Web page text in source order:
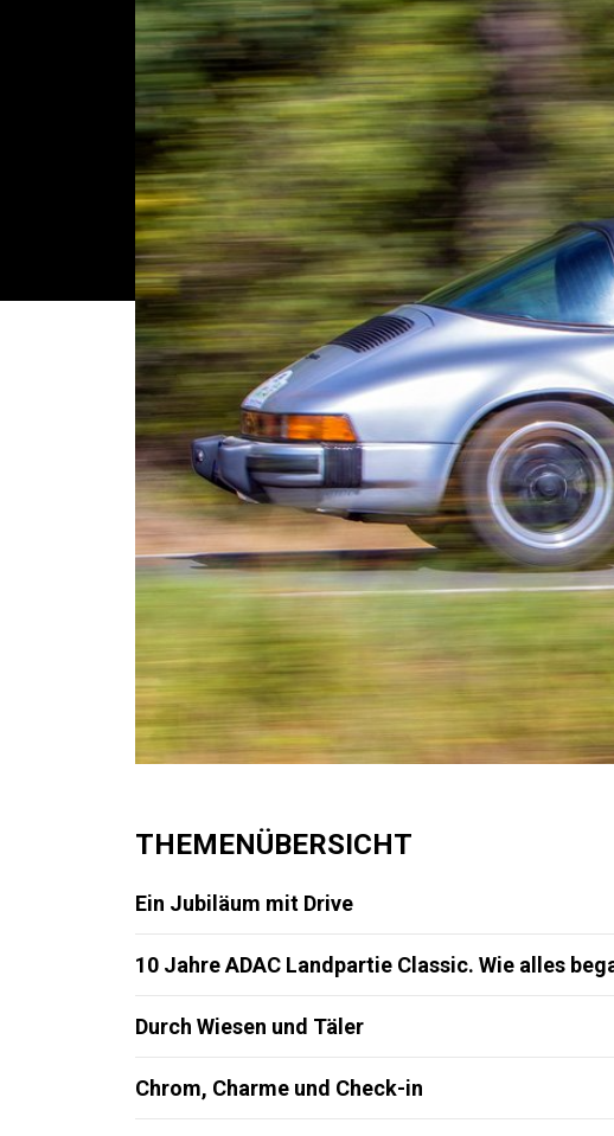
THEMENÜBERSICHT
Ein Jubiläum mit Drive
10 Jahre ADAC Landpartie Classic. Wie alles
Durch Wiesen und Täler
Chrom, Charme und Check-in